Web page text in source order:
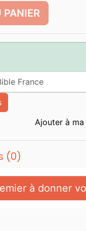
France
(0)
à donner